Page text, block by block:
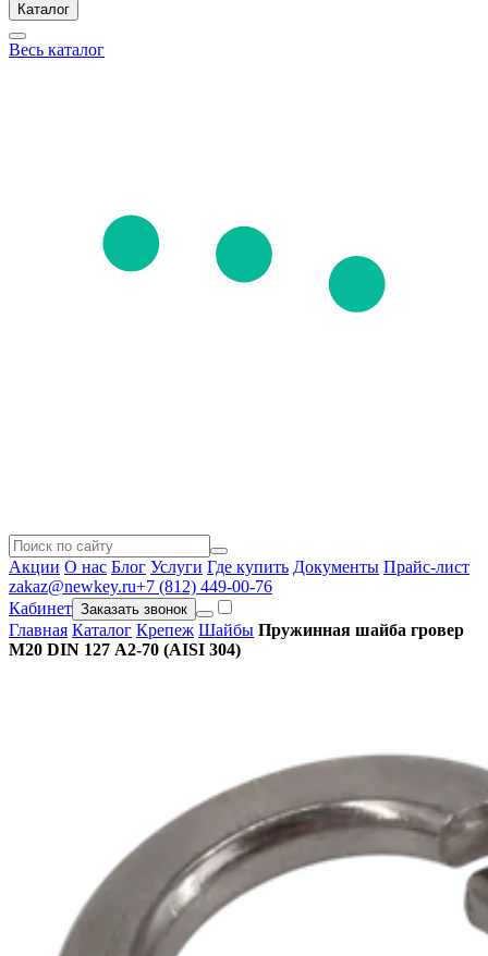
Каталог
Весь каталог
Акции О нас Блог Услуги Где купить Документы Прайс-лист
zakaz@newkey.ru+7 (812) 449-00-76
Кабинет Заказать звонок
Главная Каталог Крепеж Шайбы Пружинная шайба гровер
М20 DIN 127 A2-70 (AISI 304)